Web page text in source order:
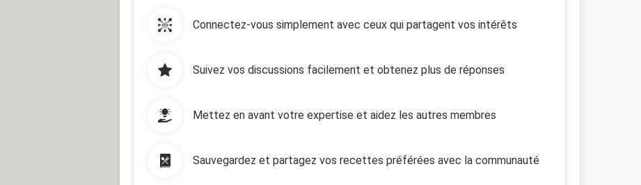
Connectez-vous simplement avec ceux qui partagent vos intérêts
Suivez vos discussions facilement et obtenez plus de réponses
Mettez en avant votre expertise et aidez les autres membres
Sauvegardez et partagez vos recettes préférées avec la communauté